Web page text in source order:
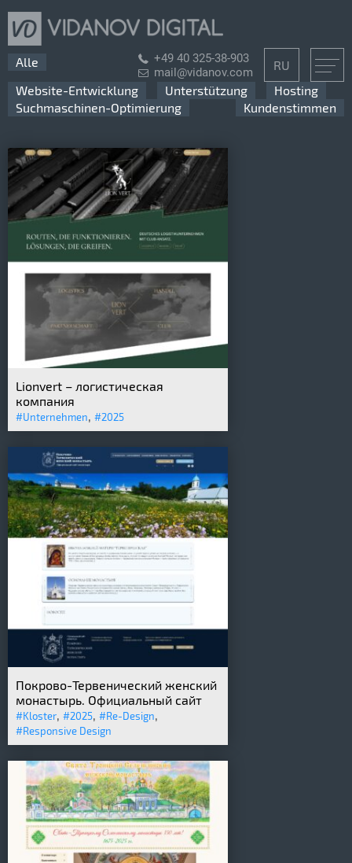
+49 40 325-38-903
mail@vidanov.com
RU
Alle
Website-Entwicklung
Unterstützung
Hosting
Suchmaschinen-Optimierung
Kundenstimmen
Lionvert – логистическая
компания
#Unternehmen, #2025
Покрово-Тервенический женский
монастырь. Официальный сайт
#Kloster, #2025, #Re-Design,
#Responsive Design